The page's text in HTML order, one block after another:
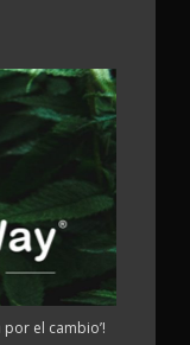
el cambio’!